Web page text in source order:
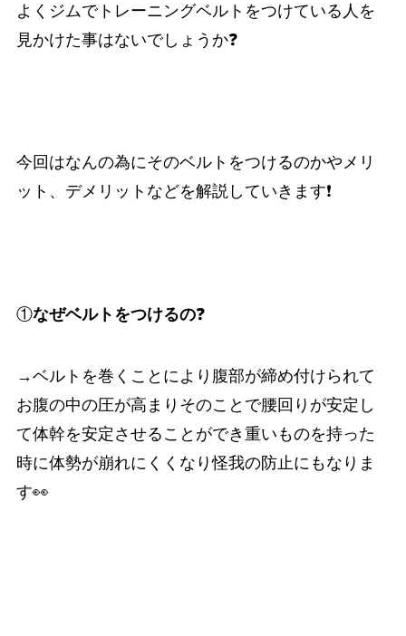
よくジムでトレーニングベルトをつけている人を
見かけた事はないでしょうか❓
今回はなんの為にそのベルトをつけるのかやメリ
ット、デメリットなどを解説していきます❗️
①なぜベルトをつけるの❓
→ベルトを巻くことにより腹部が締め付けられて
お腹の中の圧が高まりそのことで腰回りが安定し
て体幹を安定させることができ重いものを持った
時に体勢が崩れにくくなり怪我の防止にもなりま
す👀